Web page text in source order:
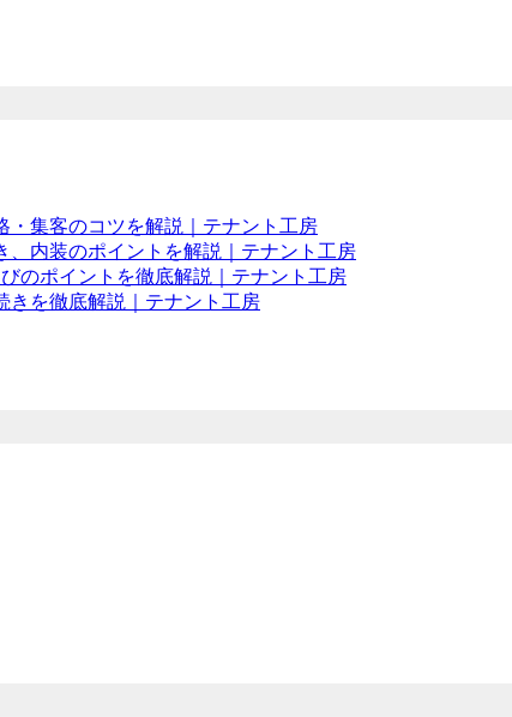
・集客のコツを解説｜テナント工房
内装のポイントを解説｜テナント工房
のポイントを徹底解説｜テナント工房
きを徹底解説｜テナント工房